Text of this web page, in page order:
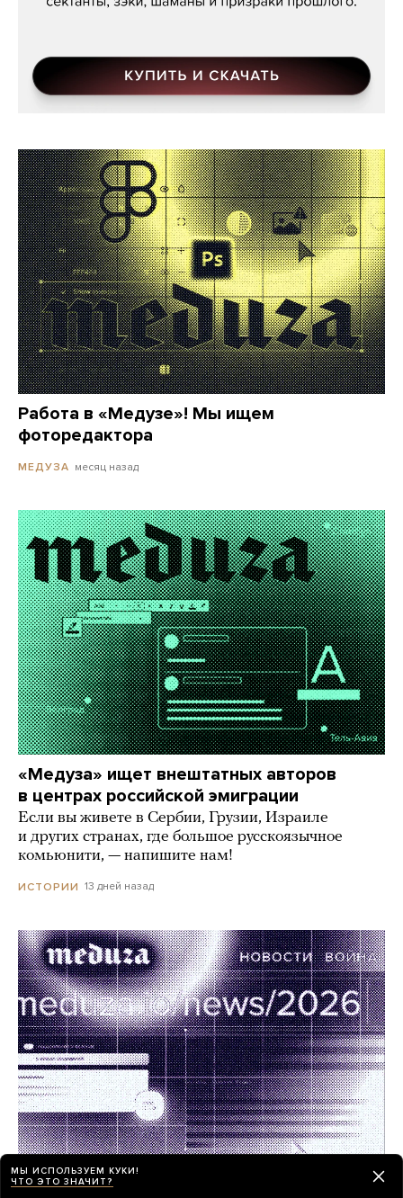
Работа в «Медузе»! Мы ищем
фоторедактора
МЕДУЗА месяц назад
«Медуза» ищет внештатных авторов
в центрах российской эмиграции
Если вы живете в Сербии, Грузии, Израиле
и других странах, где большое русскоязычное
комьюнити, — напишите нам!
ИСТОРИИ 13 дней назад
МЫ ИСПОЛЬЗУЕМ КУКИ!
ЧТО ЭТО ЗНАЧИТ?